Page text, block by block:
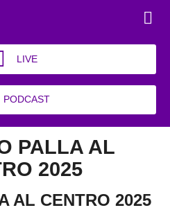
LIVE
PODCAST
PALLA AL
2025
AL CENTRO 2025